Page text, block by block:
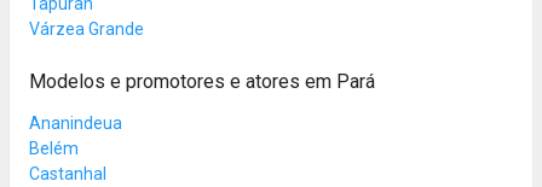
Várzea Grande
Modelos e promotores e atores em Pará
Ananindeua
Belém
Castanhal